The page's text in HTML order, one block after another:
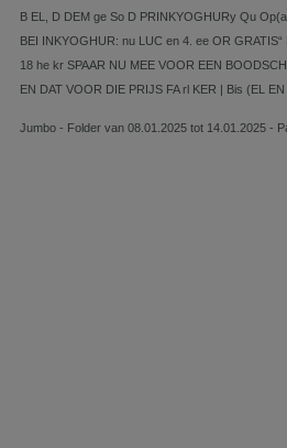
B EL, D DEM ge So D PRINKYOGHURy Qu
BEI INKYOGHUR: nu LUC en 4. ee OR
18 he kr SPAAR NU MEE VOOR EEN
EN DAT VOOR DIE PRIJS FA rl KER | Bis (EL EN
Jumbo - Folder van 08.01.2025 tot 14.01.2025 -